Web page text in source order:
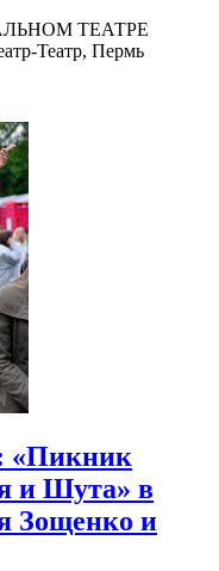
ТЕАТРЕ
Театр, Пермь
«Пикник
и Шута» в
Зощенко и